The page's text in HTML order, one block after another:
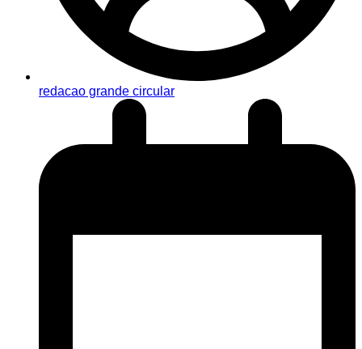
redacao grande circular